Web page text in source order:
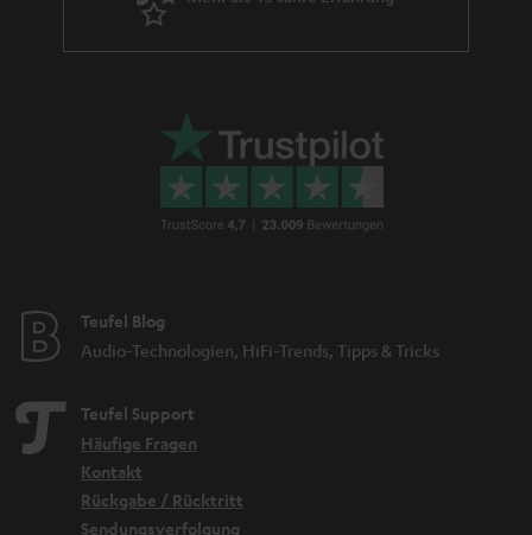
Teufel Blog
Audio-Technologien, HiFi-Trends, Tipps & Tricks
Teufel Support
Häufige Fragen
Kontakt
Rückgabe / Rücktritt
Sendungsverfolgung